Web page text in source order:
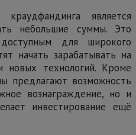
является
небольшие суммы. Это
для широкого
начать зарабатывать на
новых технологий. Кроме
предлагают возможность
вознаграждение, но и
инвестирование ещё